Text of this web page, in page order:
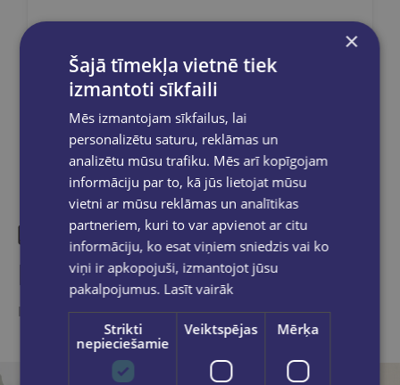
Dalies sociālajos tīklos:
Līdzīgas preces
Ieskaties, varbūt noder
×
Šajā tīmekļa vietnē tiek
izmantoti sīkfaili
Mēs izmantojam sīkfailus, lai
personalizētu saturu, reklāmas un
analizētu mūsu trafiku. Mēs arī kopīgojam
informāciju par to, kā jūs lietojat mūsu
vietni ar mūsu reklāmas un analītikas
partneriem, kuri to var apvienot ar citu
informāciju, ko esat viņiem sniedzis vai ko
viņi ir apkopojuši, izmantojot jūsu
pakalpojumus. Lasīt vairāk
Strikti
nepieciešamie
Veiktspējas Mērķa